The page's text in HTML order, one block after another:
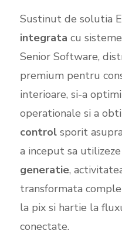
Sustinut de solutia
integrata cu
Senior Software,
premium pentru
interioare, si-a
operationale si a
controlsporit
a inceput sa utilizeze
generatie,
transformata
la pix si hartie la
conectate.